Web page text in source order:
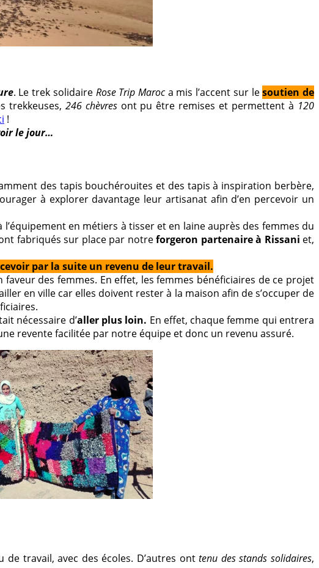
. Le trek solidaire Rose Trip Maroca mis l’accent sur lesoutien de
trekkeuses, 246 chèvresont pu être remises et permettent à 120
!
le jour…
des tapis bouchérouites et des tapis à inspiration berbère,
à explorer davantage leur artisanat afin d’en percevoir un
en métiers à tisser et en laine auprès des femmes du
fabriqués sur place par notreforgeron partenaire à Rissani et,
par la suite un revenu de leur travail.
faveur des femmes. En effet, les femmes bénéficiaires de ce projet
en ville car elles doivent rester à la maison afin de s’occuper de
nécessaire d’aller plus loin. En effet, chaque femme qui entrera
revente facilitée par notre équipe et donc un revenu assuré.
travail, avec des écoles. D’autres onttenu des stands solidaires,